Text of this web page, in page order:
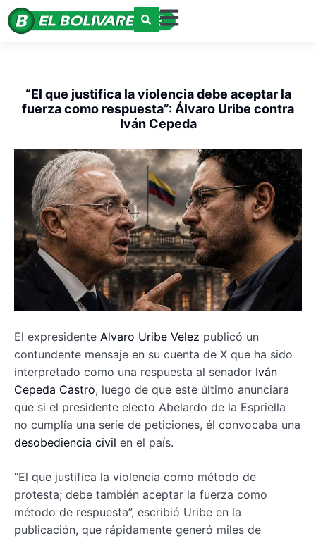
“El que justifica la violencia debe aceptar la
fuerza como respuesta”: Álvaro Uribe contra
Iván Cepeda
El expresidente Alvaro Uribe Velez publicó un
contundente mensaje en su cuenta de X que ha sido
interpretado como una respuesta al senador Iván
Cepeda Castro, luego de que este último anunciara
que si el presidente electo Abelardo de la Espriella
no cumplía una serie de peticiones, él convocaba una
desobediencia civil en el país.
“El que justifica la violencia como método de
protesta; debe también aceptar la fuerza como
método de respuesta”, escribió Uribe en la
publicación, que rápidamente generó miles de